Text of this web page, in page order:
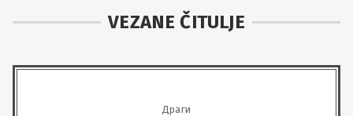
VEZANE ČITULJE
Драги